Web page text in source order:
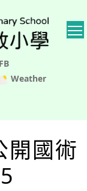
FB
Weather
開國術